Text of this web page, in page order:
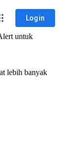
Login
untuk
lebih banyak